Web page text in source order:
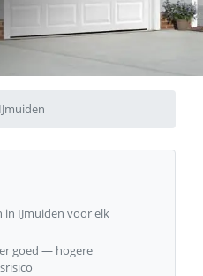
IJmuiden
in IJmuiden voor elk
goed — hogere